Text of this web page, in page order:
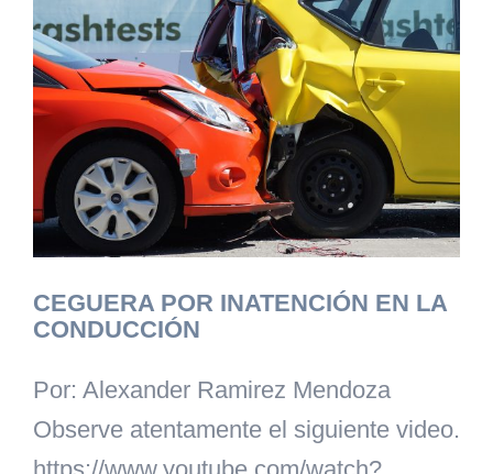
CEGUERA POR INATENCIÓN EN LA
CONDUCCIÓN
Por: Alexander Ramirez Mendoza
Observe atentamente el siguiente video.